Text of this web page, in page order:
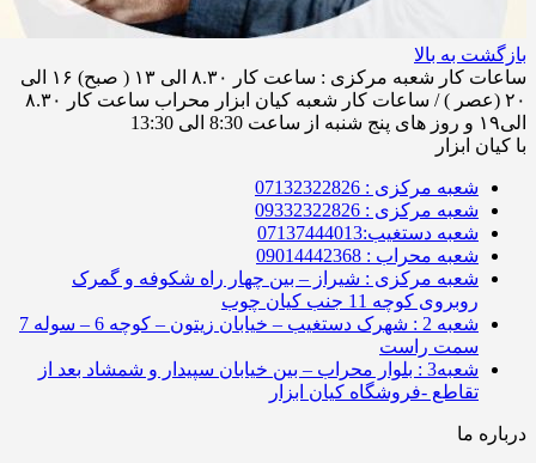
بازگشت به بالا
ساعات کار شعبه مرکزی : ساعت کار ۸.۳۰ الی ۱۳ ( صبح) ۱۶ الی
۲۰ (عصر ) / ساعات کار شعبه کیان ابزار محراب ساعت کار ۸.۳۰
الی۱۹ و روز های پنج شنبه از ساعت 8:30 الی 13:30
با کیان ابزار
شعبه مرکزی : 07132322826
شعبه مرکزی : 09332322826
شعبه دستغیب:07137444013
شعبه محراب : 09014442368
شعبه مرکزی : شیراز – بین چهار راه شکوفه و گمرک
روبروی کوچه 11 جنب کیان چوب
شعبه 2 : شهرک دستغیب – خیابان زیتون – کوچه 6 – سوله 7
سمت راست
شعبه3 : بلوار محراب – بین خیابان سپیدار و شمشاد بعد از
تقاطع -فروشگاه کیان ابزار
درباره ما